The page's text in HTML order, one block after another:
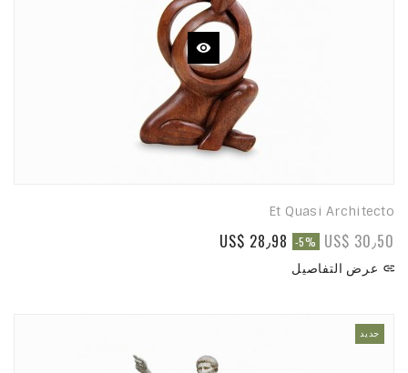
Et Quasi Architecto
US$ 28٫98 -5% US$ 30٫50
 عرض التفاصيل
جديد